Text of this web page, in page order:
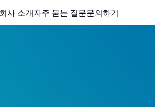
회사 소개자주 묻는 질문문의하기